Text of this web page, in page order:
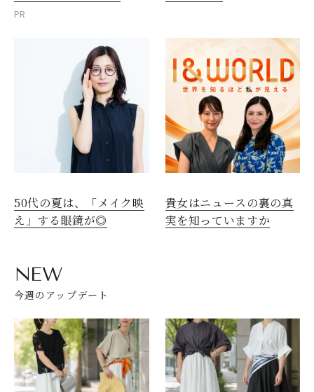
PR
50代の夏は、「メイク映
え」する眼鏡が◎
貴女はニュースの裏の真
実を知っていますか
NEW
今週のアップデート